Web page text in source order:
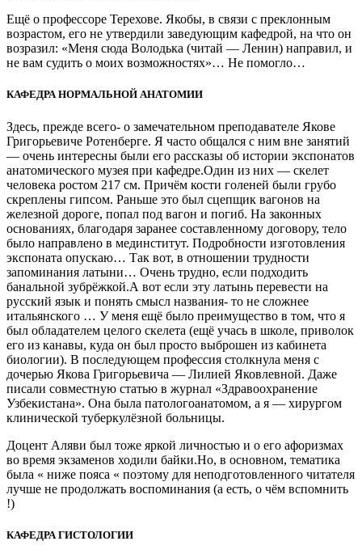
Ещё о профессоре Терехове. Якобы, в связи с преклонным
возрастом, его не утвердили заведующим кафедрой, на что он
возразил: «Меня сюда Володька (читай — Ленин) направил, и
не вам судить о моих возможностях»… Не помогло…
КАФЕДРА НОРМАЛЬНОЙ АНАТОМИИ
Здесь, прежде всего- о замечательном преподавателе Якове
Григорьевиче Ротенберге. Я часто общался с ним вне занятий
— очень интересны были его рассказы об истории экспонатов
анатомического музея при кафедре.Один из них — скелет
человека ростом 217 см. Причём кости голеней были грубо
скреплены гипсом. Раньше это был сцепщик вагонов на
железной дороге, попал под вагон и погиб. На законных
основаниях, благодаря заранее составленному договору, тело
было направлено в мединститут. Подробности изготовления
экспоната опускаю… Так вот, в отношении трудности
запоминания латыни… Очень трудно, если подходить
банальной зубрёжкой.А вот если эту латынь перевести на
русский язык и понять смысл названия- то не сложнее
итальянского … У меня ещё было преимущество в том, что я
был обладателем целого скелета (ещё учась в школе, приволок
его из канавы, куда он был просто выброшен из кабинета
биологии). В последующем профессия столкнула меня с
дочерью Якова Григорьевича — Лилией Яковлевной. Даже
писали совместную статью в журнал «Здравоохранение
Узбекистана». Она была патологоанатомом, а я — хирургом
клинической туберкулёзной больницы.
Доцент Аляви был тоже яркой личностью и о его афоризмах
во время экзаменов ходили байки.Но, в основном, тематика
была « ниже пояса « поэтому для неподготовленного читателя
лучше не продолжать воспоминания (а есть, о чём вспомнить
!)
КАФЕДРА ГИСТОЛОГИИ